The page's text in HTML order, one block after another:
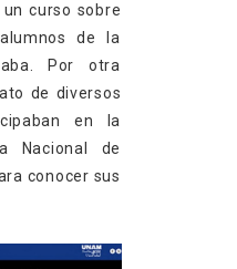
curso sobre
de la
Por otra
de diversos
en la
Nacional de
conocer sus